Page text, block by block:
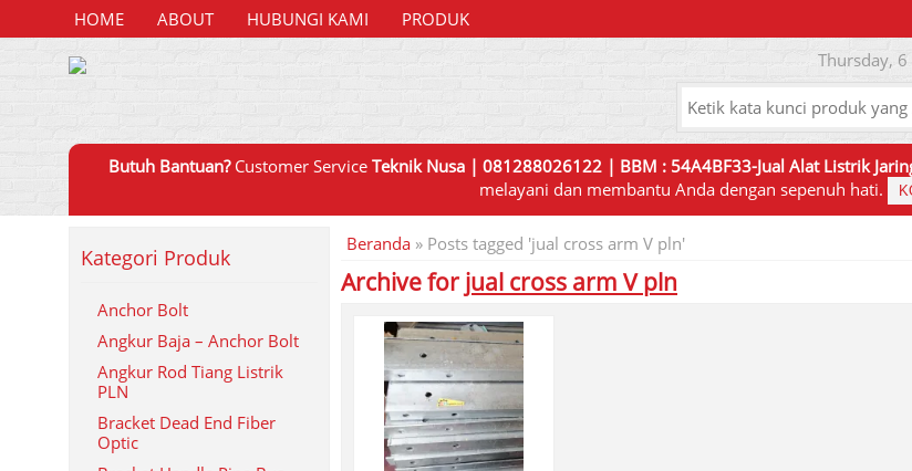
HOME ABOUT HUBUNGI KAMI
PRODUK
Thursday,
Butuh Bantuan?Customer Service Teknik Nusa | 081288026122 | BBM : 54A4BF33-Jual Alat Listrik
melayani dan membantu Anda dengan sepenuh hati.
Beranda » Posts tagged 'jual cross arm V pln'
Archive forjual cross arm V pln
Kategori Produk
Anchor Bolt
Angkur Baja – Anchor Bolt
Angkur Rod Tiang Listrik
PLN
Bracket Dead End Fiber
Optic